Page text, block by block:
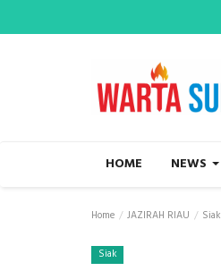
HOME NEWS
Home JAZIRAH RIAU Siak
Siak